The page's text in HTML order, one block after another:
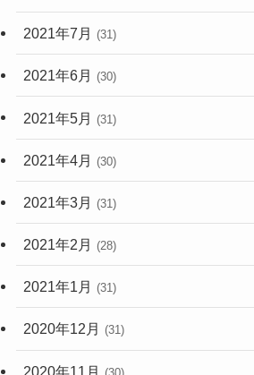
2021年7月 (31)
2021年6月 (30)
2021年5月 (31)
2021年4月 (30)
2021年3月 (31)
2021年2月 (28)
2021年1月 (31)
2020年12月 (31)
2020年11月